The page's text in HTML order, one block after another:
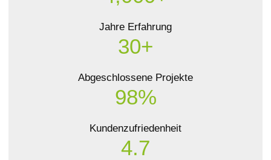
Jahre Erfahrung
30+
Abgeschlossene Projekte
98%
Kundenzufriedenheit
4.7